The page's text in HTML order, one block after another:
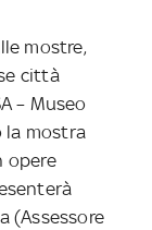
mostre,
città
– Museo
la mostra
opere
(Assessore